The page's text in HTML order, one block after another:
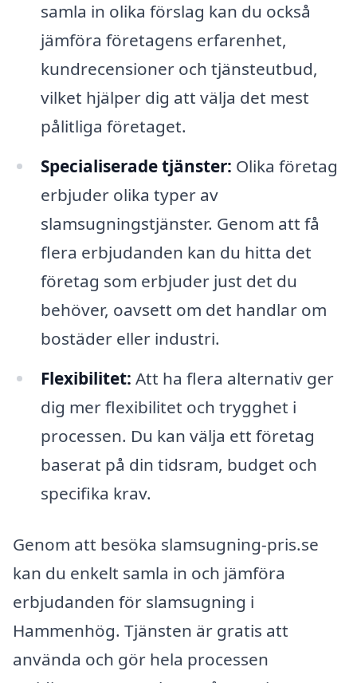
samla in olika förslag kan du också
jämföra företagens erfarenhet,
kundrecensioner och tjänsteutbud,
vilket hjälper dig att välja det mest
pålitliga företaget.
Specialiserade tjänster: Olika företag
erbjuder olika typer av
slamsugningstjänster. Genom att få
flera erbjudanden kan du hitta det
företag som erbjuder just det du
behöver, oavsett om det handlar om
bostäder eller industri.
Flexibilitet: Att ha flera alternativ ger
dig mer flexibilitet och trygghet i
processen. Du kan välja ett företag
baserat på din tidsram, budget och
specifika krav.
Genom att besöka slamsugning-pris.se
kan du enkelt samla in och jämföra
erbjudanden för slamsugning i
Hammenhög. Tjänsten är gratis att
använda och gör hela processen